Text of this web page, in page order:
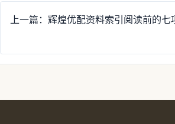
上一篇：辉煌优配资料索引阅读前的七